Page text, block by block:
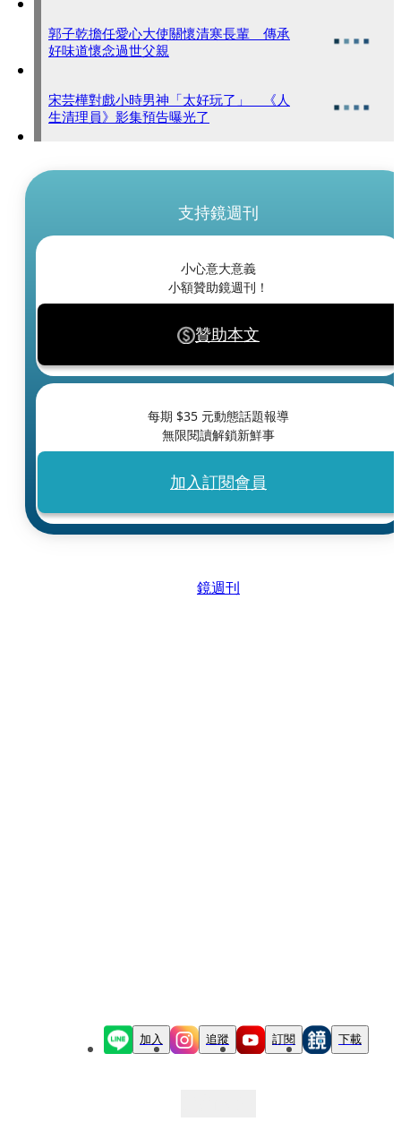
郭子乾擔任愛心大使關懷清寒長輩 傳承
好味道懷念過世父親
宋芸樺對戲小時男神「太好玩了」 《人
生清理員》影集預告曝光了
支持鏡週刊
小心意大意義
小額贊助鏡週刊！
贊助本文
每期 $35 元動態話題報導
無限閱讀解鎖新鮮事
加入訂閱會員
鏡週刊
加入 追蹤 訂閱 下載